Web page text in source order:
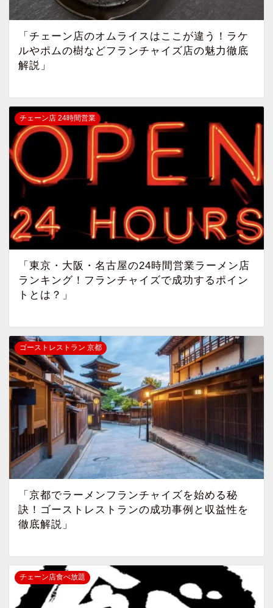
「チェーン店のオムライスはここが違う！ラケ
ルやポムの樹などフランチャイズ店の魅力徹底
解説」
チェーン店 24時間営業
「東京・大阪・名古屋の24時間営業ラーメン店
ランキング！フランチャイズで成功するポイン
トとは？」
ゴーストレストラン 京都
「京都でラーメンフランチャイズを始める秘
訣！ゴーストレストランの成功事例と収益性を
徹底解説」
チェーン店食べ放題